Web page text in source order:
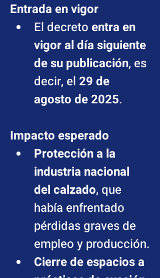
Entrada en vigor
El decreto entra en
vigor al día siguiente
de su publicación, es
decir, el 29 de
agosto de 2025.
Impacto esperado
Protección a la
industria nacional
del calzado, que
había enfrentado
pérdidas graves de
empleo y producción.
Cierre de espacios a